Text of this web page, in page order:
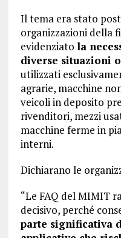
Il tema era stato
organizzazioni della
evidenziato la
diverse situazioni
utilizzati
agrarie, macchine
veicoli in deposito
rivenditori, mezzi
macchine ferme in
interni.
Dichiarano le
“Le FAQ del MIMIT
decisivo, perché
parte significativa